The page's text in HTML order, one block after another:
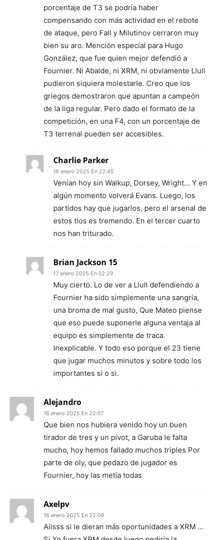
porcentaje de T3 se podría haber
compensando con más actividad en el rebote
de ataque, pero Fall y Milutinov cerraron muy
bien su aro. Mención especial para Hugo
González, que fue quien mejor defendió a
Fournier. Ni Abalde, ni XRM, ni obviamente Llull
pudieron siquiera molestarle. Creo que los
griegos demostraron que apuntan a campeón
de la liga regular. Pero dado el formato de la
competición, en una F4, con un porcentaje de
T3 terrenal pueden ser accesibles.
Charlie Parker
16 enero 2025 En 22:45
Venían hoy sin Walkup, Dorsey, Wright… Y en
algún momento volverá Evans. Luego, los
partidos hay que jugarlos, pero el arsenal de
estos tíos es tremendo. En el tercer cuarto
nos han triturado.
Brian Jackson 15
17 enero 2025 En 02:29
Muy cierto. Lo de ver a Llull defendiendo a
Fournier ha sido simplemente una sangría,
una broma de mal gusto, Que Mateo piense
que eso puede suponerle alguna ventaja al
equipo es simplemente de traca.
Inexplicable. Y todo eso porque el 23 tiene
que jugar muchos minutos y sobre todo los
importantes si o si.
Alejandro
16 enero 2025 En 22:07
Que bien nos hubiera venido hoy un buen
tirador de tres y un pívot, a Garuba le falta
mucho, hoy hemos fallado muchos triples Por
parte de oly, que pedazo de jugador es
Fournier, hoy las metía todas
Axelpv
16 enero 2025 En 22:09
Aiisss si le dieran más oportunidades a XRM …